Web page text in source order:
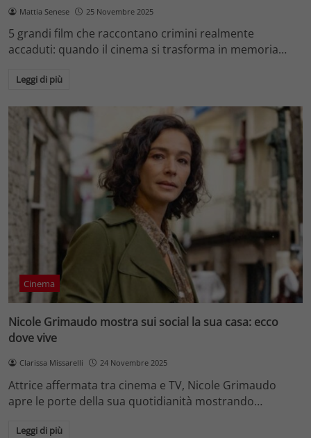
Mattia Senese 25 Novembre 2025
5 grandi film che raccontano crimini realmente
accaduti: quando il cinema si trasforma in memoria…
Leggi di più
Cinema
Nicole Grimaudo mostra sui social la sua casa: ecco
dove vive
Clarissa Missarelli 24 Novembre 2025
Attrice affermata tra cinema e TV, Nicole Grimaudo
apre le porte della sua quotidianità mostrando…
Leggi di più